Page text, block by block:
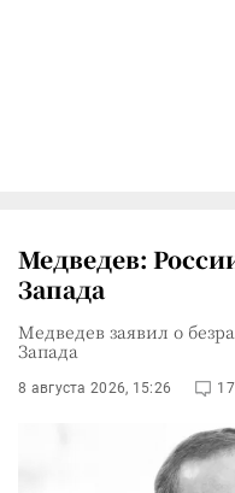
Медведев:
Запада
Медведев заявил о
Запада
8 августа 2026, 15:26 17